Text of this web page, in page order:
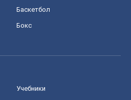
Баскетбол
Бокс
Учебники